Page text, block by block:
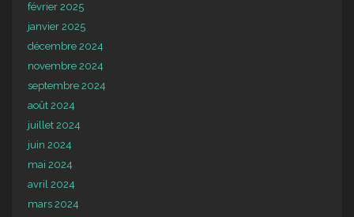
février 2025
janvier 2025
décembre 2024
novembre 2024
septembre 2024
août 2024
juillet 2024
juin 2024
mai 2024
avril 2024
mars 2024